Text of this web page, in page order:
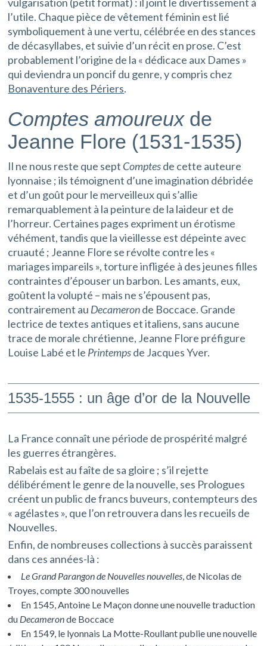
l’utile. Chaque pièce de vêtement féminin est lié
symboliquement à une vertu, célébrée en des stances
de décasyllabes, et suivie d’un récit en prose. C’est
probablement l’origine de la « dédicace aux Dames »
qui deviendra un poncif du genre, y compris chez
Bonaventure des Périers.
Comptes amoureuxde
Jeanne Flore (1531-1535)
Il ne nous reste que sept Comptesde cette auteure
lyonnaise ; ils témoignent d’une imagination débridée
et d’un goût pour le merveilleux qui s’allie
remarquablement à la peinture de la laideur et de
l’horreur. Certaines pages expriment un érotisme
véhément, tandis que la vieillesse est dépeinte avec
cruauté ; Jeanne Flore se révolte contre les «
mariages impareils », torture infligée à des jeunes filles
contraintes d’épouser un barbon. Les amants, eux,
goûtent la volupté – mais ne s’épousent pas,
contrairement au Decameronde Boccace. Grande
lectrice de textes antiques et italiens, sans aucune
trace de morale chrétienne, Jeanne Flore préfigure
Louise Labé et le Printempsde Jacques Yver.
1535-1555 : un âge d’or de la Nouvelle
La France connaît une période de prospérité malgré
les guerres étrangères.
Rabelais est au faîte de sa gloire ; s’il rejette
délibérément le genre de la nouvelle, ses Prologues
créent un public de francs buveurs, contempteurs des
« agélastes », que l’on retrouvera dans les recueils de
Nouvelles.
Enfin, de nombreuses collections à succès paraissent
dans ces années-là :
Le Grand Parangon de Nouvelles nouvelles, de Nicolas de
Troyes, compte 300 nouvelles
En 1545, Antoine Le Maçon donne une nouvelle traduction
du Decameronde Boccace
En 1549, le lyonnais La Motte-Roullant publie une nouvelle